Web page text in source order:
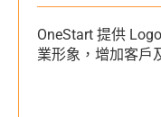
OneStart 提供
業形象，增加客戶